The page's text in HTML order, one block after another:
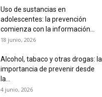
Uso de sustancias en
adolescentes: la prevención
comienza con la información...
18 junio, 2026
Alcohol, tabaco y otras drogas: la
importancia de prevenir desde
la...
4 junio, 2026